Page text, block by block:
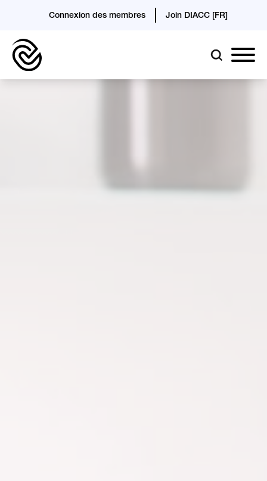
Connexion des membres Join DIACC [FR]